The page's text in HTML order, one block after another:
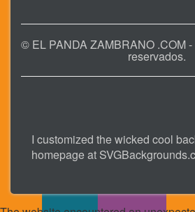
MENU
© EL PANDA ZAMBRANO .COM
reservados.
I customized the wicked cool
homepage at